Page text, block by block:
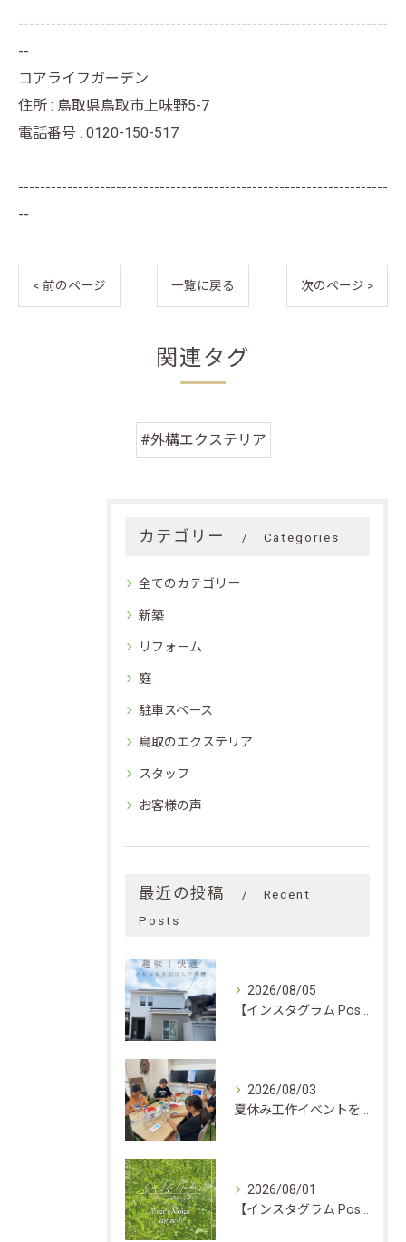
--------------------------------------------------------------------
--
コアライフガーデン
住所 : 鳥取県鳥取市上味野5-7
電話番号 : 0120-150-517
--------------------------------------------------------------------
--
< 前のページ 一覧に戻る 次のページ >
関連タグ
#外構エクステリア
カテゴリー Categories
全てのカテゴリー
新築
リフォーム
庭
駐車スペース
鳥取のエクステリア
スタッフ
お客様の声
最近の投稿
Recent
Posts
2026/08/05
2026/08/03
2026/08/01